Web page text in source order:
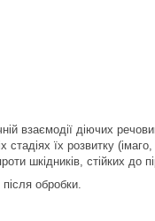
взаємодії діючих
їх розвитку
шкідників, стійких до
обробки.